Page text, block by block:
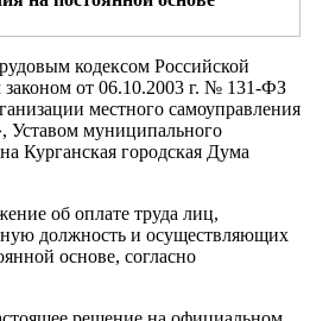
кодексом Российской
от 06.10.2003 г. № 131-ФЗ
местного самоуправления
Уставом муниципального
Курганская городская Дума
об оплате труда лиц,
должность и осуществляющих
основе, согласно